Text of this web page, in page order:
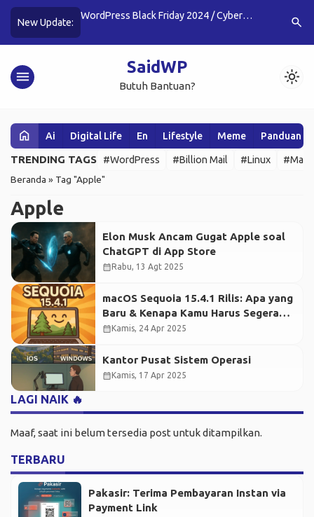
New Update:
Baru, Lebih
WordPress Black Friday 2024 / Cyber
6 Cara
search
menu SaidWP
Butuh Bantuan? light_mode
home Ai Digital Life En Lifestyle Meme Panduan
TRENDING TAGS #WordPress #Billion Mail #Linux
#Mail
Beranda » Tag "Apple"
Apple
Elon Musk Ancam Gugat Apple soal
ChatGPT di App Store
calendar_monthRabu, 13 Agt 2025
macOS Sequoia 15.4.1 Rilis: Apa yang
Baru & Kenapa Kamu Harus Segera
Update?
calendar_monthKamis, 24 Apr 2025
Kantor Pusat Sistem Operasi
calendar_monthKamis, 17 Apr 2025
LAGI NAIK 🔥
Maaf, saat ini belum tersedia post untuk ditampilkan.
TERBARU
Pakasir: Terima Pembayaran Instan via
Payment Link